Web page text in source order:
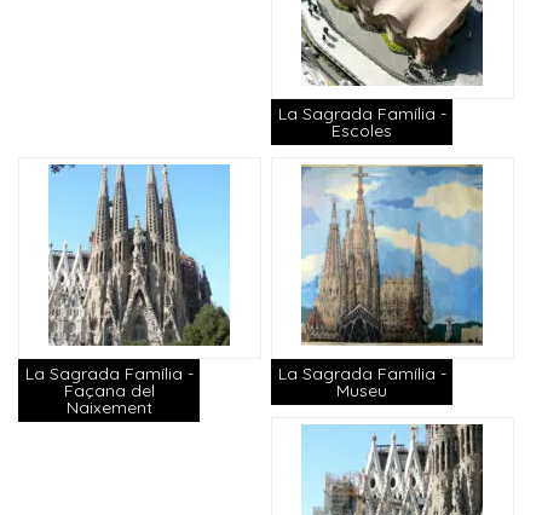
La Sagrada Família -
Escoles
La Sagrada Família -
Façana del
Naixement
La Sagrada Família -
Museu